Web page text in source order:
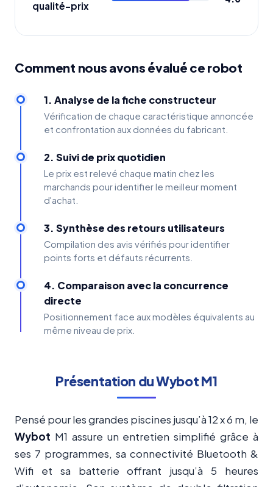
qualité-prix
Comment nous avons évalué ce robot
1. Analyse de la fiche constructeur
Vérification de chaque caractéristique annoncée
et confrontation aux données du fabricant.
2. Suivi de prix quotidien
Le prix est relevé chaque matin chez les
marchands pour identifier le meilleur moment
d'achat.
3. Synthèse des retours utilisateurs
Compilation des avis vérifiés pour identifier
points forts et défauts récurrents.
4. Comparaison avec la concurrence
directe
Positionnement face aux modèles équivalents au
même niveau de prix.
Présentation du Wybot M1
Pensé pour les grandes piscines jusqu’à 12 x 6 m, le
Wybot M1 assure un entretien simplifié grâce à
ses 7 programmes, sa connectivité Bluetooth &
Wifi et sa batterie offrant jusqu’à 5 heures